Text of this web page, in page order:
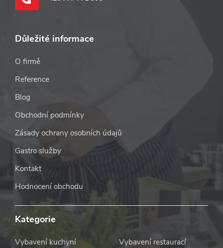
Důležité informace
O firmě
Reference
Blog
Obchodní podmínky
Zásady ochrany osobních údajů
Gastro služby
Kontakt
Hodnocení obchodu
Kategorie
Vybavení kuchyní
Vybavení restaurací